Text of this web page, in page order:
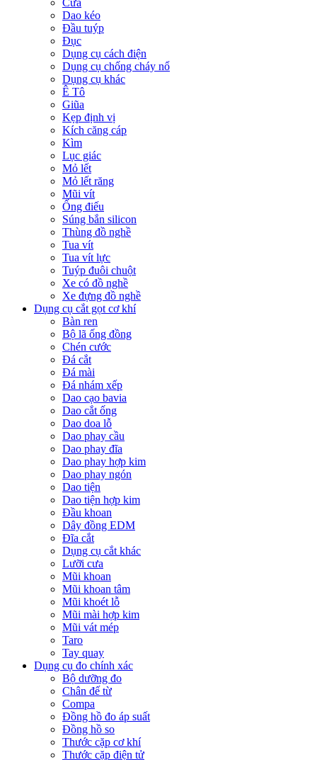
Cưa
Dao kéo
Đầu tuýp
Đục
Dụng cụ cách điện
Dụng cụ chống cháy nổ
Dụng cụ khác
Ê Tô
Giũa
Kẹp định vị
Kích căng cáp
Kìm
Lục giác
Mỏ lết
Mỏ lết răng
Mũi vít
Ống điếu
Súng bắn silicon
Thùng đồ nghề
Tua vít
Tua vít lực
Tuýp đuôi chuột
Xe có đồ nghề
Xe đựng đồ nghề
Dụng cụ cắt gọt cơ khí
Bàn ren
Bộ lã ống đồng
Chén cước
Đá cắt
Đá mài
Đá nhám xếp
Dao cạo bavia
Dao cắt ống
Dao doa lỗ
Dao phay cầu
Dao phay đĩa
Dao phay hợp kim
Dao phay ngón
Dao tiện
Dao tiện hợp kim
Đầu khoan
Dây đồng EDM
Đĩa cắt
Dụng cụ cắt khác
Lưỡi cưa
Mũi khoan
Mũi khoan tâm
Mũi khoét lỗ
Mũi mài hợp kim
Mũi vát mép
Taro
Tay quay
Dụng cụ đo chính xác
Bộ dưỡng đo
Chân đế từ
Compa
Đồng hồ đo áp suất
Đồng hồ so
Thước cặp cơ khí
Thước cặp điện tử